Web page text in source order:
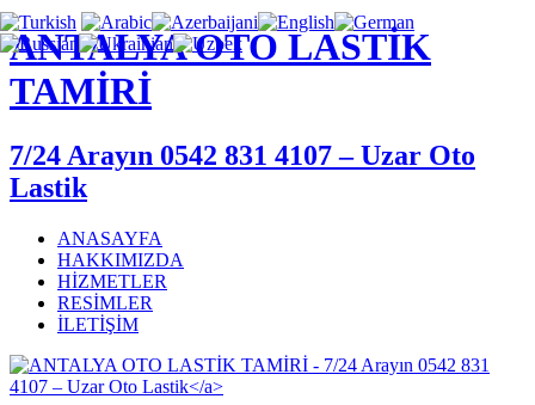
ANTALYA OTO LASTİK
TAMİRİ
7/24 Arayın 0542 831 4107 – Uzar Oto
Lastik
ANASAYFA
HAKKIMIZDA
HİZMETLER
RESİMLER
İLETİŞİM